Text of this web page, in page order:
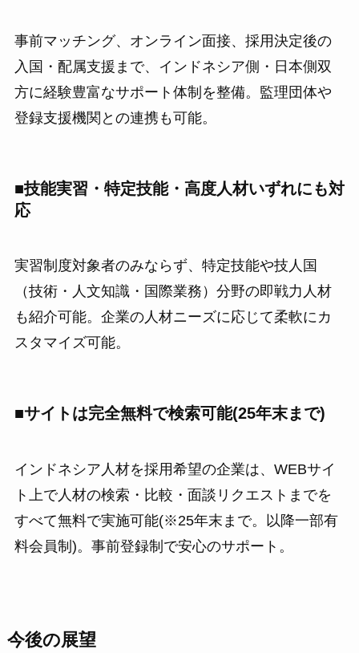
事前マッチング、オンライン面接、採用決定後の
入国・配属支援まで、インドネシア側・日本側双
方に経験豊富なサポート体制を整備。監理団体や
登録支援機関との連携も可能。
■技能実習・特定技能・高度人材いずれにも対
応
実習制度対象者のみならず、特定技能や技人国
（技術・人文知識・国際業務）分野の即戦力人材
も紹介可能。企業の人材ニーズに応じて柔軟にカ
スタマイズ可能。
■サイトは完全無料で検索可能(25年末まで)
インドネシア人材を採用希望の企業は、WEBサイ
ト上で人材の検索・比較・面談リクエストまでを
すべて無料で実施可能(※25年末まで。以降一部有
料会員制)。事前登録制で安心のサポート。
今後の展望